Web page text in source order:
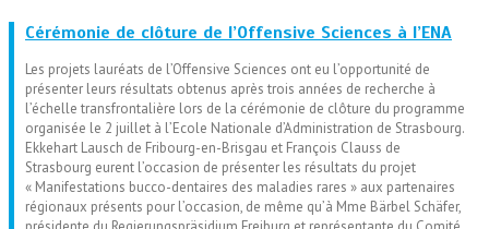
Cérémonie de clôture de l’Offensive Sciences à l’ENA
Les projets lauréats de l’Offensive Sciences ont eu l’opportunité de
présenter leurs résultats obtenus après trois années de recherche à
l’échelle transfrontalière lors de la cérémonie de clôture du programme
organisée le 2 juillet à l’Ecole Nationale d’Administration de Strasbourg.
Ekkehart Lausch de Fribourg-en-Brisgau et François Clauss de
Strasbourg eurent l’occasion de présenter les résultats du projet
« Manifestations bucco-dentaires des maladies rares » aux partenaires
régionaux présents pour l’occasion, de même qu’à Mme Bärbel Schäfer,